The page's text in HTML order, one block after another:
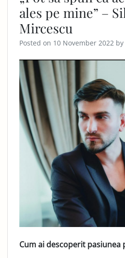
ales pe mine” –
Mircescu
Posted on 10 November 2022 by
Cum ai descoperit pasiunea